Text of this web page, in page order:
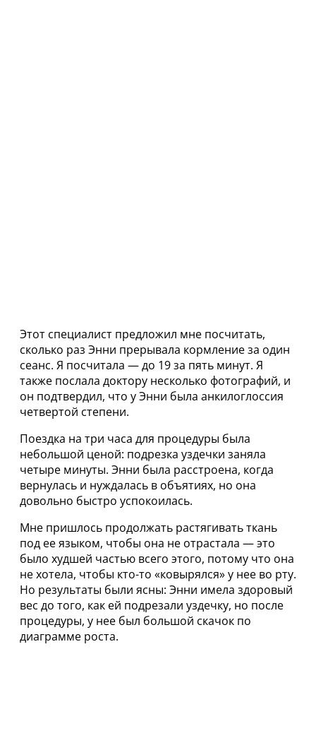
Этот специалист предложил мне посчитать,
сколько раз Энни прерывала кормление за один
сеанс. Я посчитала — до 19 за пять минут. Я
также послала доктору несколько фотографий, и
он подтвердил, что у Энни была анкилоглоссия
четвертой степени.
Поездка на три часа для процедуры была
небольшой ценой: подрезка уздечки заняла
четыре минуты. Энни была расстроена, когда
вернулась и нуждалась в объятиях, но она
довольно быстро успокоилась.
Мне пришлось продолжать растягивать ткань
под ее языком, чтобы она не отрастала — это
было худшей частью всего этого, потому что она
не хотела, чтобы кто-то «ковырялся» у нее во рту.
Но результаты были ясны: Энни имела здоровый
вес до того, как ей подрезали уздечку, но после
процедуры, у нее был большой скачок по
диаграмме роста.